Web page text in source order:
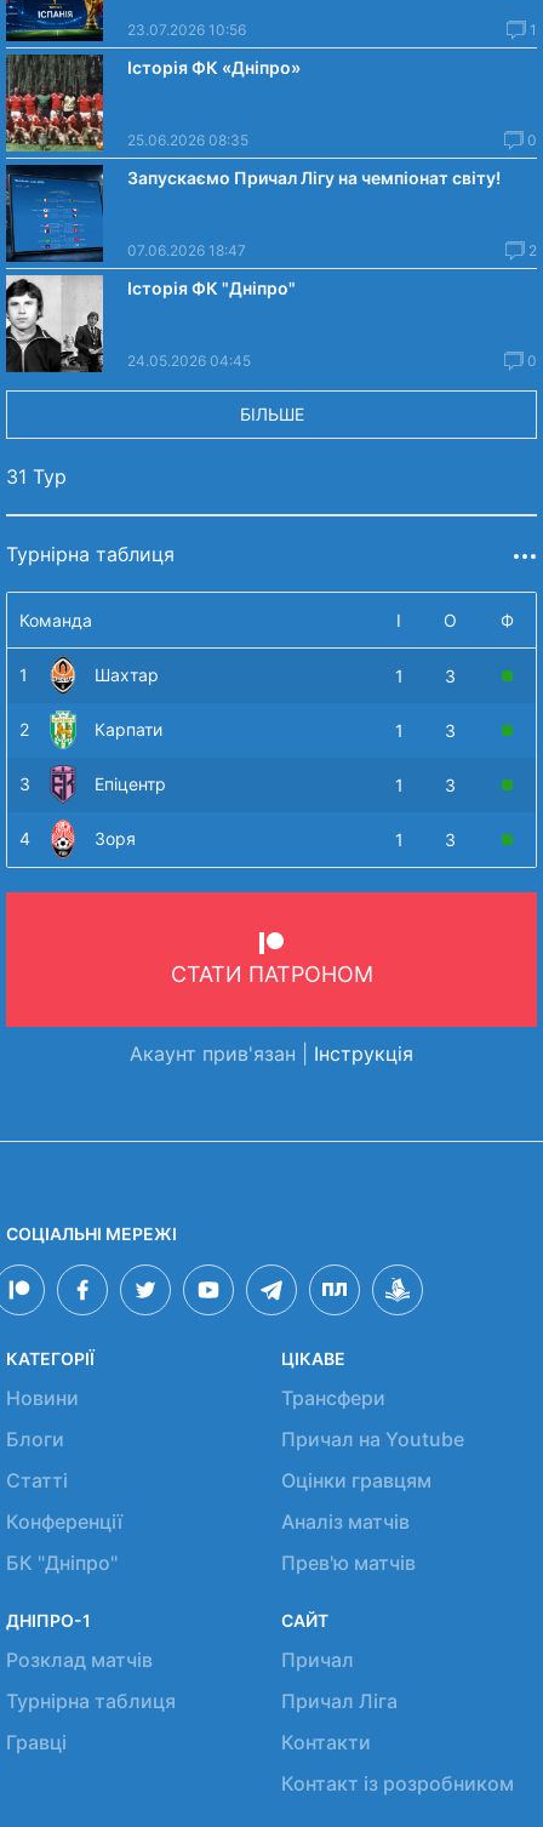
23.07.2026 10:56 1
Історія ФК «Дніпро»
25.06.2026 08:35 0
Запускаємо Причал Лігу на чемпіонат світу!
07.06.2026 18:47 2
Історія ФК "Дніпро"
24.05.2026 04:45 0
БІЛЬШЕ
31 Тур
Турнірна таблиця
Команда І О Ф
1 Шахтар 1 3
2 Карпати 1 3
3 Епіцентр 1 3
4 Зоря 1 3
СТАТИ ПАТРОНОМ
Акаунт прив'язан | Інструкція
СОЦІАЛЬНІ МЕРЕЖІ
КАТЕГОРІЇ
Новини
Блоги
Статті
Конференції
БК "Дніпро"
ЦІКАВЕ
Трансфери
Причал на Youtube
Оцінки гравцям
Аналіз матчів
Прев'ю матчів
ДНІПРО-1
Розклад матчів
Турнірна таблиця
Гравці
САЙТ
Причал
Причал Ліга
Контакти
Контакт із розробником